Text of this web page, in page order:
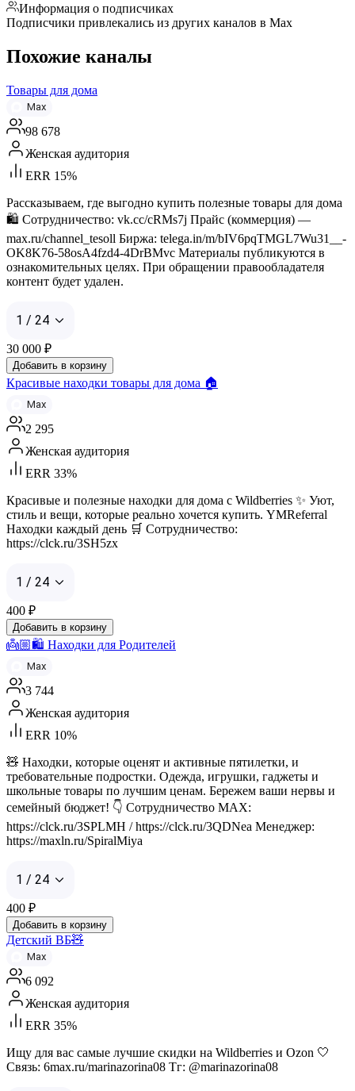
Информация о подписчиках
Подписчики привлекались из других каналов в Max
Похожие каналы
Товары для дома
Max
98 678
Женская аудитория
ERR 15%
Рассказываем, где выгодно купить полезные товары для дома
🛍 Сотрудничество: vk.cc/cRMs7j Прайс (коммерция) —
max.ru/channel_tesoll Биржа: telega.in/m/bIV6pqTMGL7Wu31__-
OK8K76-58osA4fzd4-4DrBMvc Материалы публикуются в
ознакомительных целях. При обращении правообладателя
контент будет удален.
1 / 24
30 000 ₽
Добавить в корзину
Красивые находки товары для дома 🏠
Max
2 295
Женская аудитория
ERR 33%
Красивые и полезные находки для дома с Wildberries ✨ Уют,
стиль и вещи, которые реально хочется купить. YMReferral
Находки каждый день 🛒 Сотрудничество:
https://clck.ru/3SH5zx
1 / 24
400 ₽
Добавить в корзину
👼🏼🛍️ Находки для Родителей
Max
3 744
Женская аудитория
ERR 10%
🧸 Находки, которые оценят и активные пятилетки, и
требовательные подростки. Одежда, игрушки, гаджеты и
школьные товары по лучшим ценам. Бережем ваши нервы и
семейный бюджет! 👇 Сотрудничество MAX:
https://clck.ru/3SPLMH / https://clck.ru/3QDNea Менеджер:
https://maxln.ru/SpiralMiya
1 / 24
400 ₽
Добавить в корзину
Детский ВБ🧸
Max
6 092
Женская аудитория
ERR 35%
Ищу для вас самые лучшие скидки на Wildberries и Ozon 🤍
Связь: 6max.ru/marinazorina08 Тг: @marinazorina08